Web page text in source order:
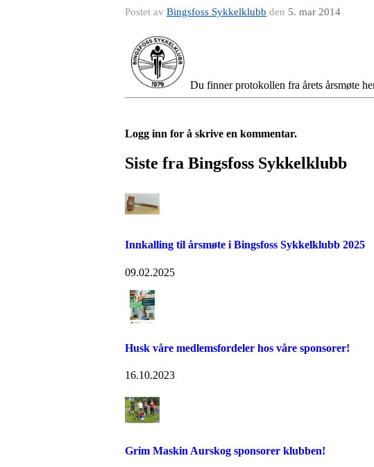
Postet av Bingsfoss Sykkelklubb den 5. mar 2014
Du finner protokollen fra årets årsmøte
Logg inn for å skrive en kommentar.
Siste fra Bingsfoss Sykkelklubb
Innkalling til årsmøte i Bingsfoss Sykkelklubb 2025
09.02.2025
Husk våre medlemsfordeler hos våre sponsorer!
16.10.2023
Grim Maskin Aurskog sponsorer klubben!